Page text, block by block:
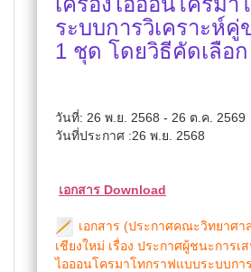
ระบบการวิเคราะห์
1 ชุด โดยวิธีคัดเลือก
วันที่: 26 พ.ย. 2568 - 26 ต.ค. 2569
วันที่ประกาศ :26 พ.ย. 2568
เอกสาร Download
เอกสาร (ประกาศคณะวิทยาศา
เชียงใหม่ เรื่อง ประกาศผู้ชนะการเ
ไอออนโครมาโทกราฟแบบระบบกา